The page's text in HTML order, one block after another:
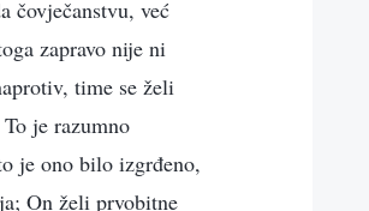
čovječanstvu, već
zapravo nije ni
time se želi
je razumno
je ono bilo izgrđeno,
On želi prvobitne